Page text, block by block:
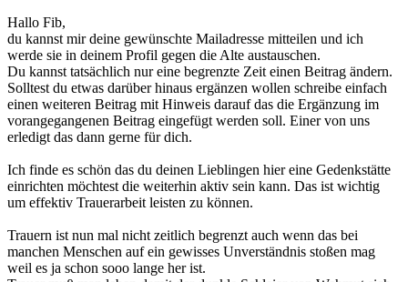
Hallo Fib,
du kannst mir deine gewünschte Mailadresse mitteilen und ich
werde sie in deinem Profil gegen die Alte austauschen.
Du kannst tatsächlich nur eine begrenzte Zeit einen Beitrag ändern.
Solltest du etwas darüber hinaus ergänzen wollen schreibe einfach
einen weiteren Beitrag mit Hinweis darauf das die Ergänzung im
vorangegangenen Beitrag eingefügt werden soll. Einer von uns
erledigt das dann gerne für dich.
Ich finde es schön das du deinen Lieblingen hier eine Gedenkstätte
einrichten möchtest die weiterhin aktiv sein kann. Das ist wichtig
um effektiv Trauerarbeit leisten zu können.
Trauern ist nun mal nicht zeitlich begrenzt auch wenn das bei
manchen Menschen auf ein gewisses Unverständnis stoßen mag
weil es ja schon sooo lange her ist.